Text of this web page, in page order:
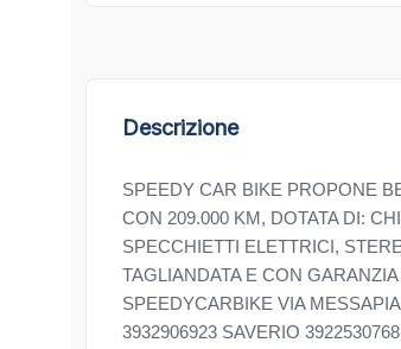
Descrizione
SPEEDY CAR BIKE PROPONE
CON 209.000 KM, DOTATA DI:
SPECCHIETTI ELETTRICI,
TAGLIANDATA E CON
SPEEDYCARBIKE VIA
3932906923 SAVERIO